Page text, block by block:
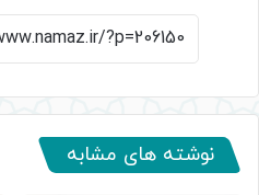
نوشته های مشابه